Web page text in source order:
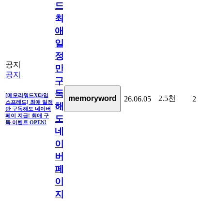
공지
공지
[메모리워드X타임
스프레드] 최애 일정
만 구독해도 네이버
페이 지급! 최애 구
독 이벤트 OPEN!
드]
최
애
일
정
만
구
독
해
도
네
이
버
페
이
지
memoryword 26.06.05 2.5천 2